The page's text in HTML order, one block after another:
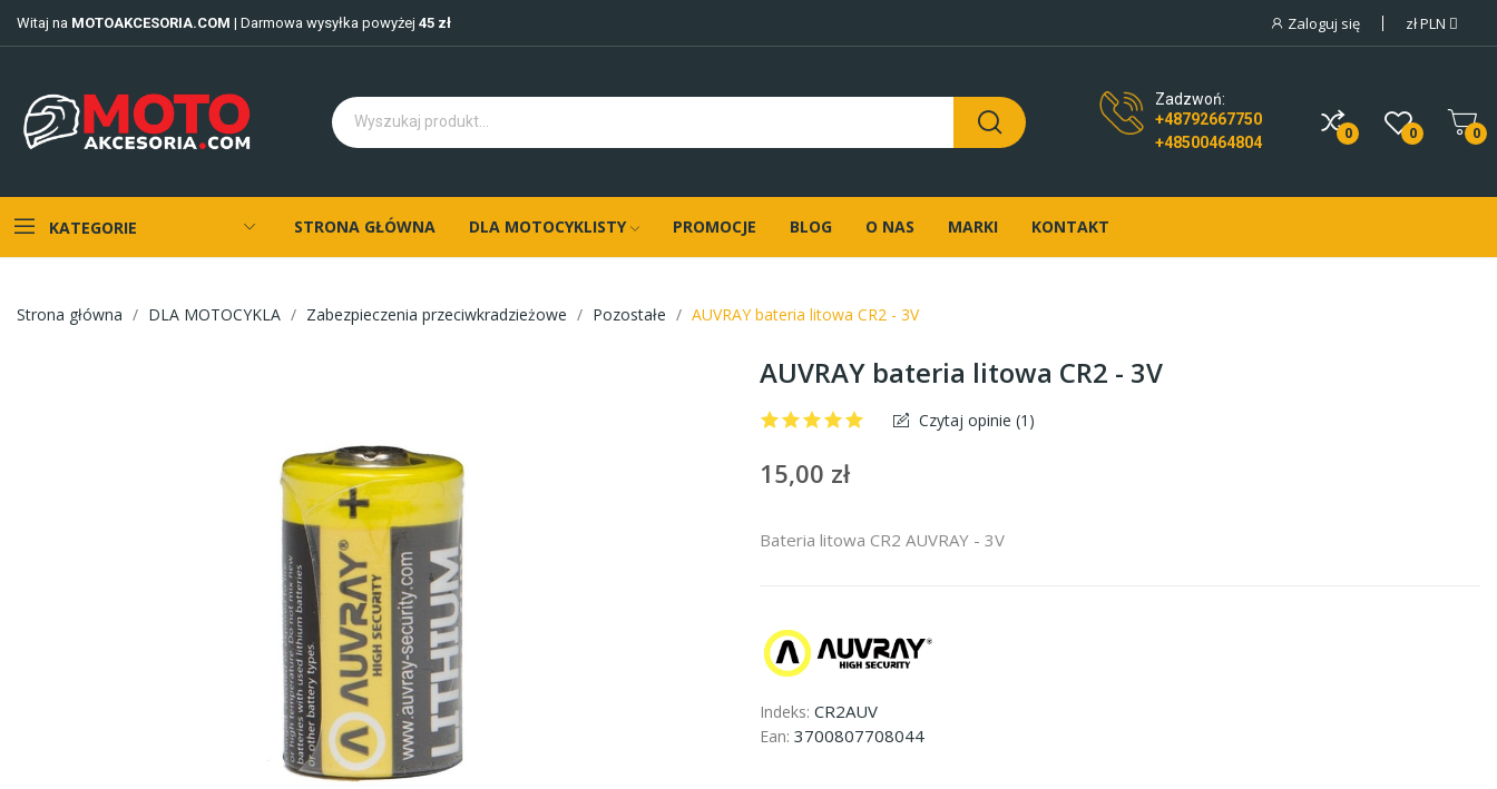
Witaj na MOTOAKCESORIA.COM | Darmowa wysyłka powyżej 45 zł Zaloguj się złPLN
Zadzwoń:
+48792667750
+48500464804
0 0 0
KATEGORIE STRONA GŁÓWNA DLA MOTOCYKLISTY PROMOCJE BLOG O NAS MARKI KONTAKT
Strona główna DLA MOTOCYKLA Zabezpieczenia przeciwkradzieżowe Pozostałe AUVRAY bateria litowa CR2 - 3V
AUVRAY bateria litowa CR2 - 3V
Czytaj opinie (1 )
15,00 zł
Bateria litowa CR2 AUVRAY - 3V
Indeks: CR2AUV
Ean: 3700807708044